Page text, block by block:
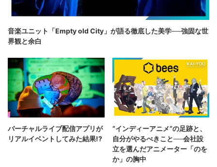
音楽ユニット「Empty old City」が語る徹底した美学──強固な世
界観と余白
バーチャルライブ配信アプリが
リアルイベントしてみた結果!?
“インディーアニメ“の足跡と、
自分がやるべきこと──会社設
立を選んだアニメーター「のを
か」の胸中